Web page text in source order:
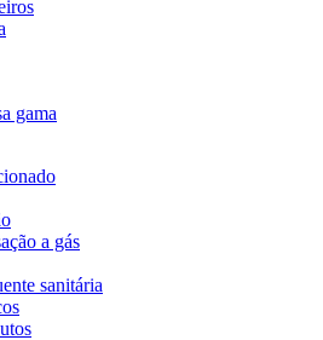
gama
a gás
sanitária